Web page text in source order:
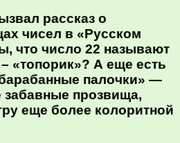
рассказ о
чисел в «Русском
что число 22 называют
«топорик»? А еще есть
палочки» —
забавные прозвища,
еще более колоритной